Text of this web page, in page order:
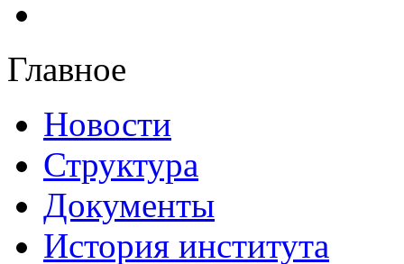
Главное
Новости
Структура
Документы
История института